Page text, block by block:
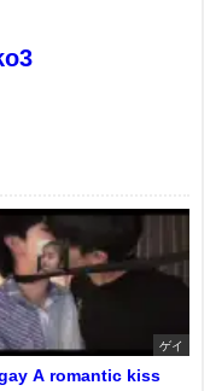
ゲイ
A romantic kiss